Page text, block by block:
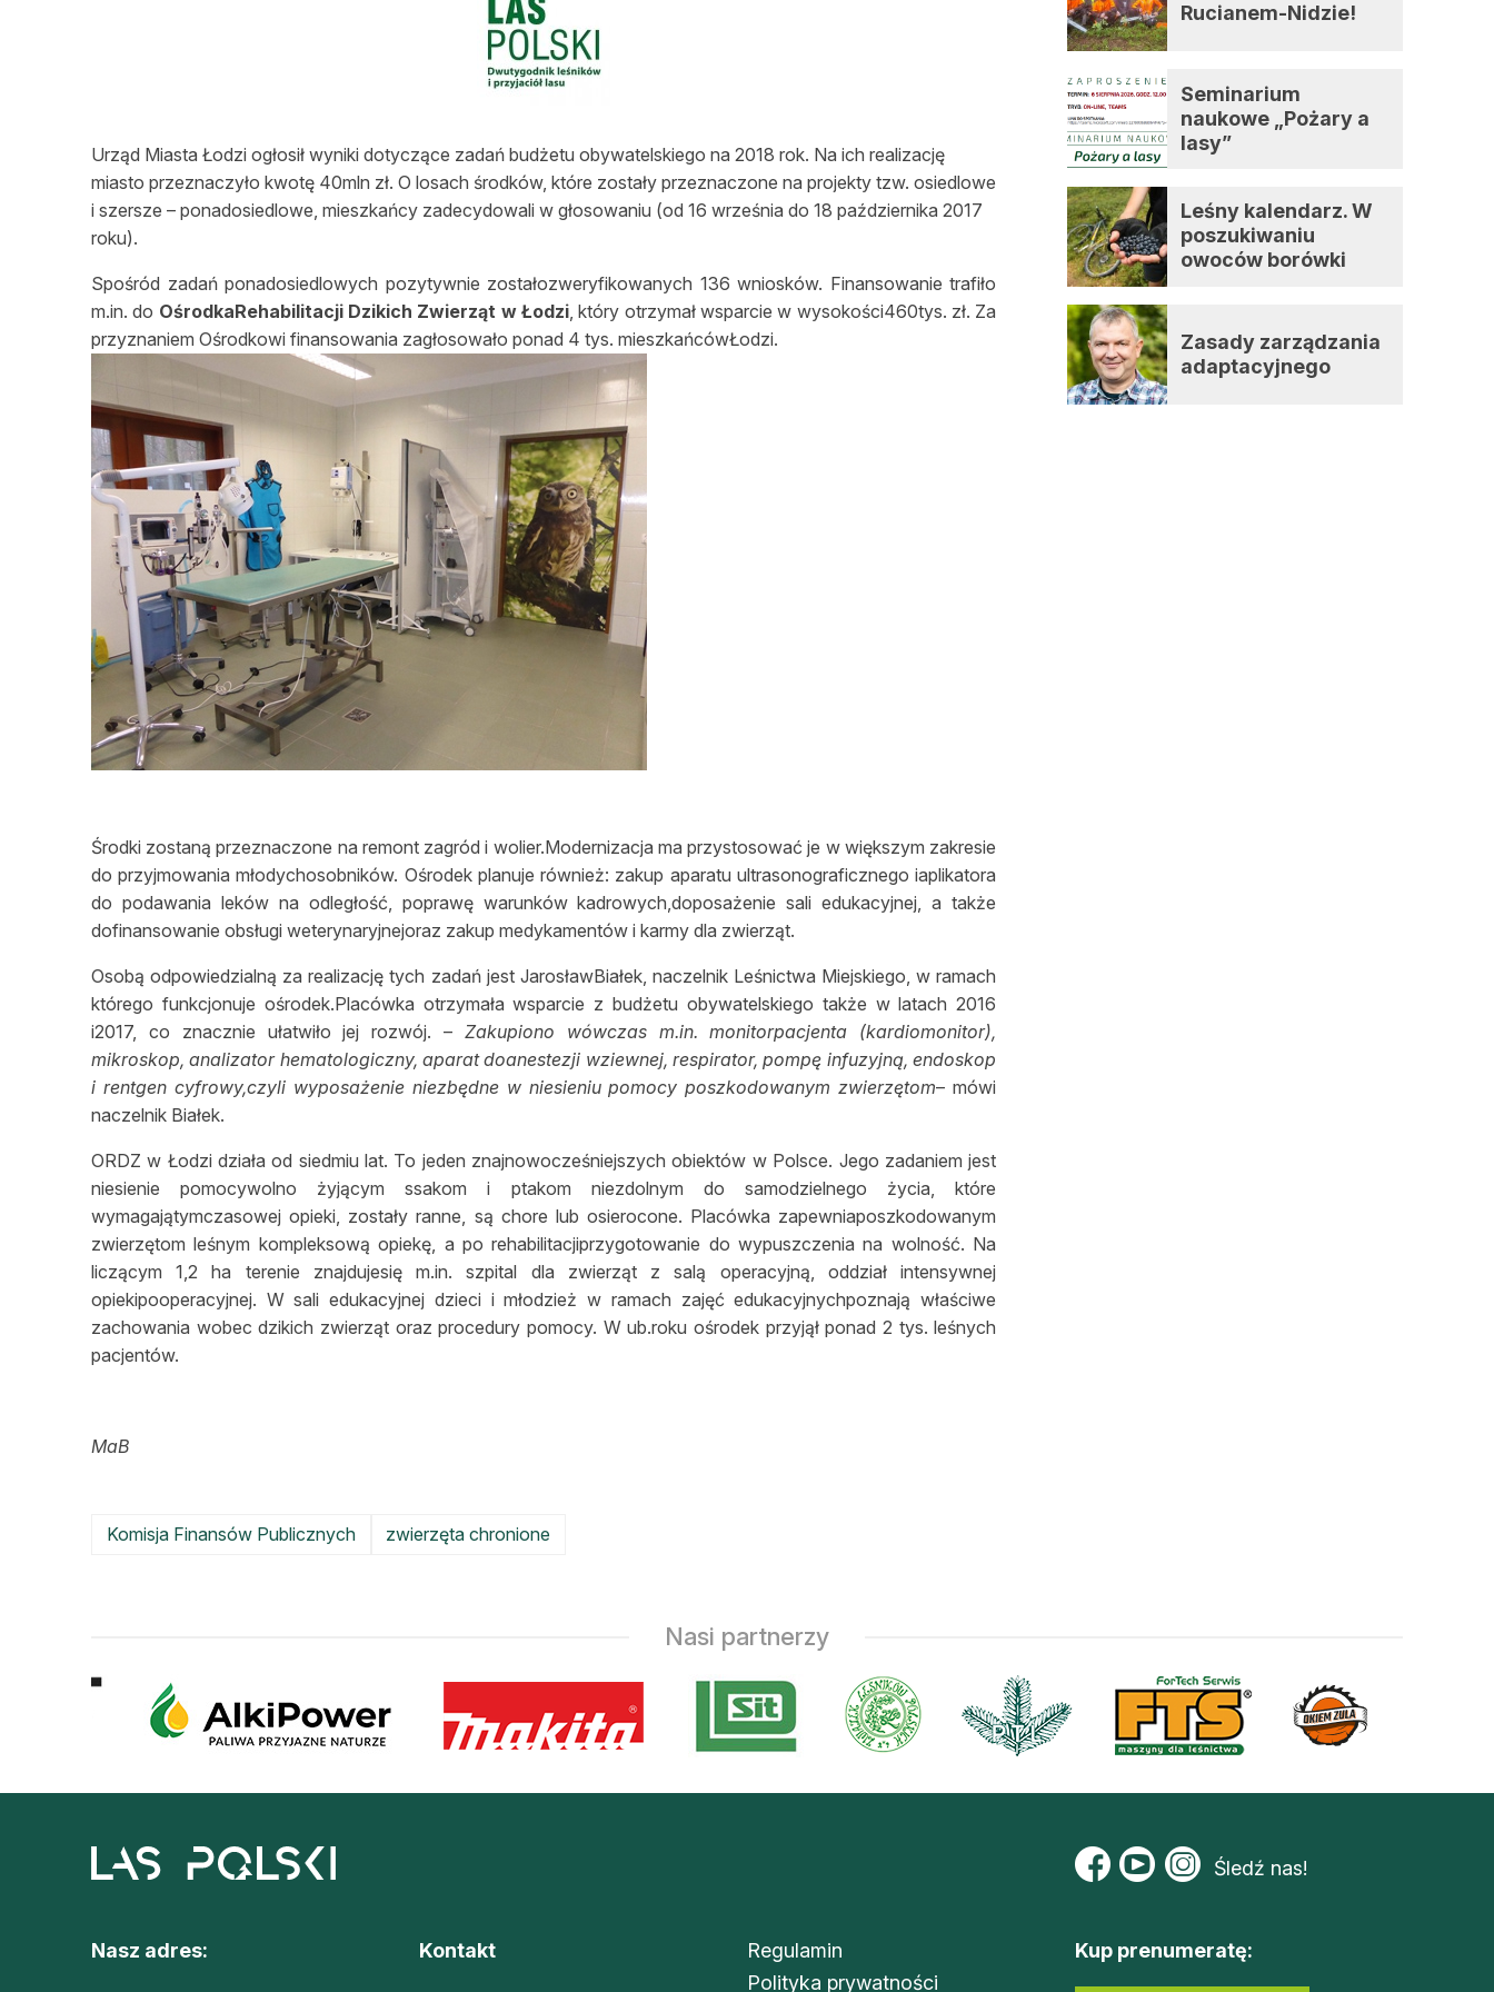
Lasy prywatne
Urząd Miasta Łodzi ogłosił wyniki dotyczące zadań budżetu obywatelskiego na 2018 rok. Na ich realizację
miasto przeznaczyło kwotę 40mln zł. O losach środków, które zostały przeznaczone na projekty tzw. osiedlowe
i szersze – ponadosiedlowe, mieszkańcy zadecydowali w głosowaniu (od 16 września do 18 października 2017
roku).
Spośród zadań ponadosiedlowych pozytywnie zostałozweryfikowanych 136 wniosków. Finansowanie trafiło
m.in. do OśrodkaRehabilitacji Dzikich Zwierząt w Łodzi, który otrzymał wsparcie w wysokości460tys. zł. Za
przyznaniem Ośrodkowi finansowania zagłosowało ponad 4 tys. mieszkańcówŁodzi.
Środki zostaną przeznaczone na remont zagród i wolier.Modernizacja ma przystosować je w większym zakresie
do przyjmowania młodychosobników. Ośrodek planuje również: zakup aparatu ultrasonograficznego iaplikatora
do podawania leków na odległość, poprawę warunków kadrowych,doposażenie sali edukacyjnej, a także
dofinansowanie obsługi weterynaryjnejoraz zakup medykamentów i karmy dla zwierząt.
Osobą odpowiedzialną za realizację tych zadań jest JarosławBiałek, naczelnik Leśnictwa Miejskiego, w ramach
którego funkcjonuje ośrodek.Placówka otrzymała wsparcie z budżetu obywatelskiego także w latach 2016
i2017, co znacznie ułatwiło jej rozwój. – Zakupiono wówczas m.in. monitorpacjenta (kardiomonitor),
mikroskop, analizator hematologiczny, aparat doanestezji wziewnej, respirator, pompę infuzyjną, endoskop
i rentgen cyfrowy,czyli wyposażenie niezbędne w niesieniu pomocy poszkodowanym zwierzętom– mówi
naczelnik Białek.
ORDZ w Łodzi działa od siedmiu lat. To jeden znajnowocześniejszych obiektów w Polsce. Jego zadaniem jest
niesienie pomocywolno żyjącym ssakom i ptakom niezdolnym do samodzielnego życia, które
wymagajątymczasowej opieki, zostały ranne, są chore lub osierocone. Placówka zapewniaposzkodowanym
zwierzętom leśnym kompleksową opiekę, a po rehabilitacjiprzygotowanie do wypuszczenia na wolność. Na
liczącym 1,2 ha terenie znajdujesię m.in. szpital dla zwierząt z salą operacyjną, oddział intensywnej
opiekipooperacyjnej. W sali edukacyjnej dzieci i młodzież w ramach zajęć edukacyjnychpoznają właściwe
zachowania wobec dzikich zwierząt oraz procedury pomocy. W ub.roku ośrodek przyjął ponad 2 tys. leśnych
pacjentów.
MaB
Komisja Finansów Publicznych zwierzęta chronione
Rucianem-Nidzie!
Seminarium
naukowe „Pożary a
lasy”
Leśny kalendarz. W
poszukiwaniu
owoców borówki
Zasady zarządzania
adaptacyjnego
Nasi partnerzy
Śledź nas!
Nasz adres: Kontakt
Regulamin
Polityka prywatności
Kup prenumeratę: